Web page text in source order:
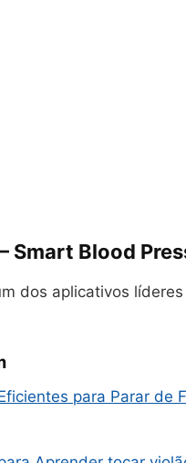
Smart Blood
dos aplicativos
para Parar de